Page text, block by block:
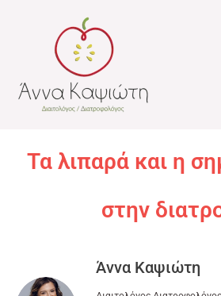
περιεχόμενο
Τα λιπαρά και η
στην
Άννα Καψιώτη